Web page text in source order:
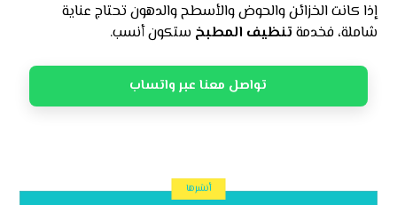
إذا كانت الخزائن والحوض والأسطح والدهون تحتاج عناية
شاملة، فخدمة تنظيف المطبخ ستكون أنسب.
تواصل معنا عبر واتساب